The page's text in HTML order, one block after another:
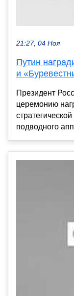
21:27, 04 Ноя
Путин
и
Президент
церемонию
подводного